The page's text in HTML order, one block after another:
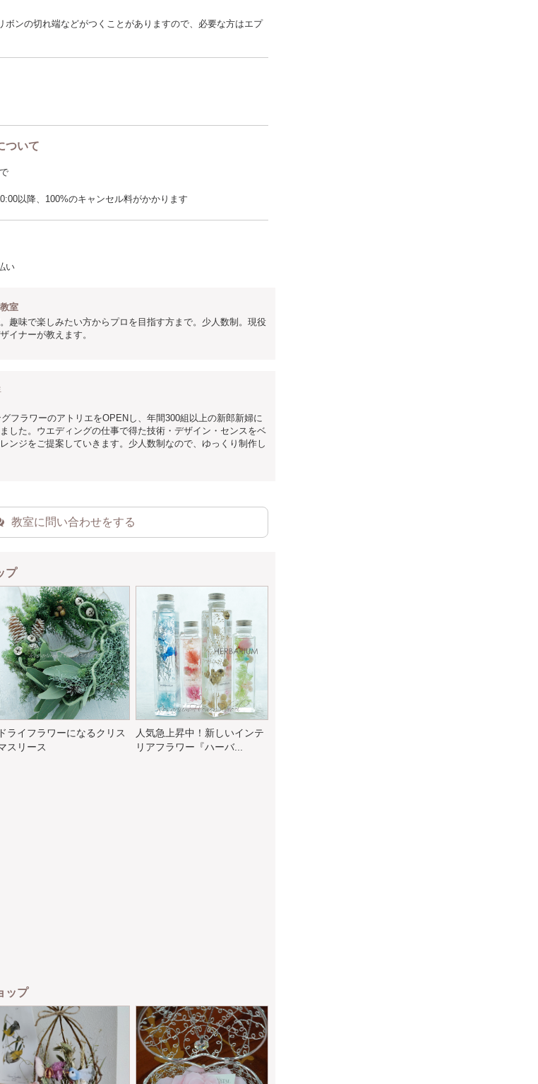
ボンの切れ端などがつくことがありますので、必要な方はエプ
ついて
以降、100%のキャンセル料がかかります
い
室
趣味で楽しみたい方からプロを目指す方まで。少人数制。現役
イナーが教えます。
フラワーのアトリエをOPENし、年間300組以上の新郎新婦に
した。ウエディングの仕事で得た技術・デザイン・センスをベ
ンジをご提案していきます。少人数制なので、ゆっくり制作し
教室に問い合わせをする
プ
ドライフラワーになるクリス
スリース
人気急上昇中！新しいインテ
リアフラワー『ハーバ...
ップ